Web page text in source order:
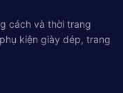
cách và thời trang
kiện giày dép, trang